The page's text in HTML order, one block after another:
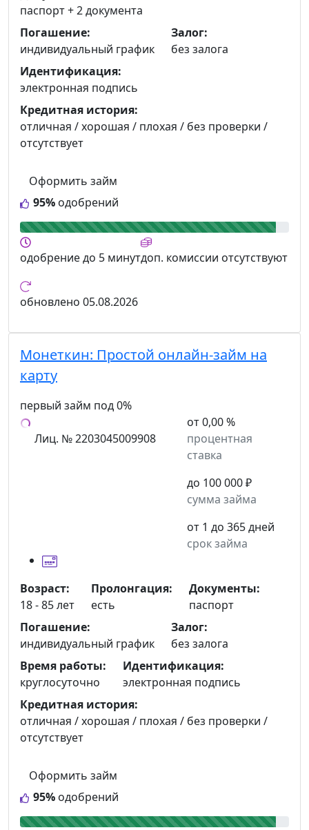
95% одобрений
Оформить займ
паспорт +2 документа
Погашение:
индивидуальный график
Залог:
без залога
Идентификация:
электронная подпись
Кредитная история:
отличная / хорошая / плохая / без проверки /
отсутствует
одобрениедо 5 минутдоп. комиссии отсутствуют
обновлено 05.08.2026
Монеткин: Простой онлайн-займ на
карту
первый займ под 0%
Лиц. № 2203045009908
от 0,00 %
процентная
ставка
до 100 000 ₽
сумма займа
от 1 до 365 дней
срок займа
95% одобрений
Оформить займ
Возраст:
18 - 85 лет
Пролонгация:
есть
Документы:
паспорт
Погашение:
индивидуальный график
Залог:
без залога
Время работы:
круглосуточно
Идентификация:
электронная подпись
Кредитная история:
отличная / хорошая / плохая / без проверки /
отсутствует